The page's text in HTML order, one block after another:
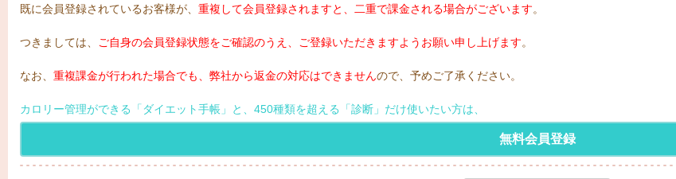
既に会員登録されているお客様が、 重複して会員登録されますと、二重で課金される場合がございます。
つきましては、 ご自身の会員登録状態をご確認のうえ、ご登録いただきますようお願い申し上げます。
なお、 重複課金が行われた場合でも、弊社から返金の対応はできませんので、予めご了承ください。
カロリー管理ができる「ダイエット手帳」と、450種類を超える「診断」だけ使いたい方は、
無料会員登録